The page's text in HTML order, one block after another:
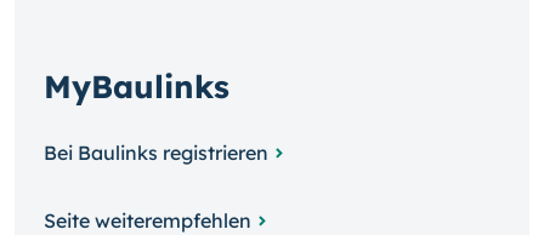
MyBaulinks
Bei Baulinks registrieren
Seite weiterempfehlen